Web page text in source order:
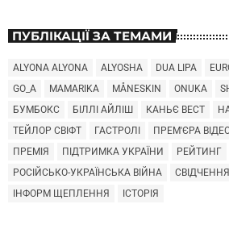
ПУБЛІКАЦІЇ ЗА ТЕМАМИ
ALYONA ALYONA ALYOSHA DUA LIPA
GO_A
MAMARIKA MÅNESKIN ONUKA
БУМБОКС
БІЛЛІ АЙЛІШ КАНЬЄ ВЕСТ
ТЕЙЛОР СВІФТ
ГАСТРОЛІ ПРЕМ'ЄРА
ПРЕМІЯ
ПІДТРИМКА УКРАЇНИ
РЕЙТИНГ
РОСІЙСЬКО-УКРАЇНСЬКА ВІЙНА
ІНФОРМ ЩЕПЛЕННЯ
ІСТОРІЯ